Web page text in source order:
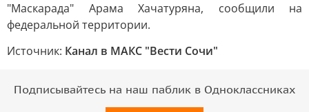
"Маскарада" Арама Хачатуряна, сообщили на
федеральной территории.
Источник: Канал в МАКС "Вести Сочи"
Подписывайтесь на наш паблик в Одноклассниках